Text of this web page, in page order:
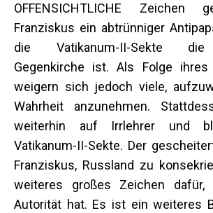
OFFENSICHTLICHE Zeichen
Franziskus ein abtrünniger
die Vatikanum-II-Sekte die
Gegenkirche ist. Als Folge
weigern sich jedoch viele,
Wahrheit anzunehmen.
weiterhin auf Irrlehrer und
Vatikanum-II-Sekte. Der
Franziskus, Russland zu
weiteres großes Zeichen
Autorität hat. Es ist ein weiteres